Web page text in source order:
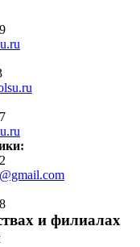
и филиалах